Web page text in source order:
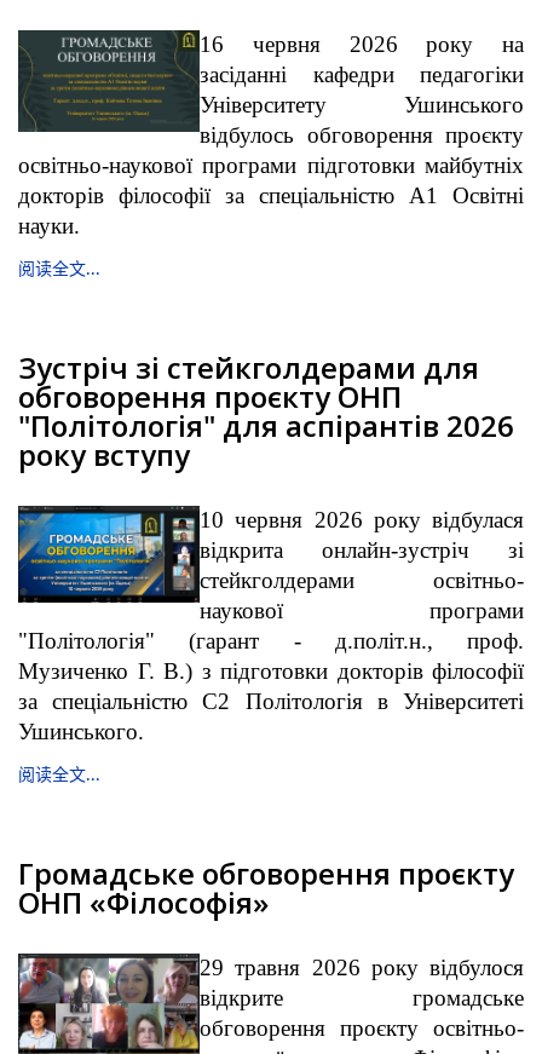
16 червня 2026 року на
засіданні кафедри педагогіки
Університету Ушинського
відбулось обговорення проєкту
освітньо-наукової програми підготовки майбутніх
докторів філософії за спеціальністю А1 Освітні
науки.
阅读全文...
Зустріч зі стейкголдерами для
обговорення проєкту ОНП
"Політологія" для аспірантів 2026
року вступу
10 червня 2026 року відбулася
відкрита онлайн-зустріч зі
стейкголдерами освітньо-
наукової програми
"Політологія" (гарант - д.політ.н., проф.
Музиченко Г. В.) з підготовки докторів філософії
за спеціальністю С2 Політологія в Університеті
Ушинського.
阅读全文...
Громадське обговорення проєкту
ОНП «Філософія»
29 травня 2026 року відбулося
відкрите громадське
обговорення проєкту освітньо-